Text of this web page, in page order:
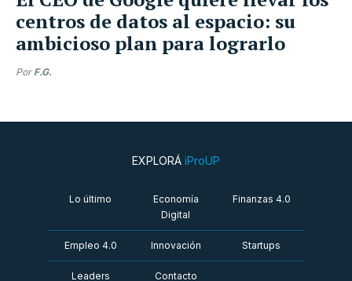
centros de datos al espacio: su
ambicioso plan para lograrlo
Por F.G.
EXPLORÁ iProUP
Lo último
Economía
Digital
Finanzas 4.0
Empleo 4.0 Innovación Startups
Leaders Contacto